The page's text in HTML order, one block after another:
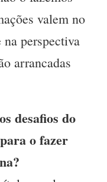
valem no
perspectiva
arrancadas
desafios do
o fazer